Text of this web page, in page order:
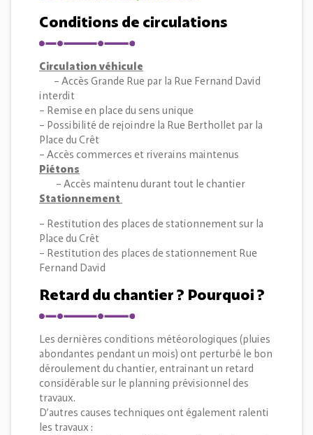
Conditions de circulations
Circulation véhicule
– Accès Grande Rue par la Rue Fernand David
interdit
– Remise en place du sens unique
– Possibilité de rejoindre la Rue Berthollet par la
Place du Crêt
– Accès commerces et riverains maintenus
Piétons
– Accès maintenu durant tout le chantier
Stationnement
– Restitution des places de stationnement sur la
Place du Crêt
– Restitution des places de stationnement Rue
Fernand David
Retard du chantier ? Pourquoi ?
Les dernières conditions météorologiques (pluies
abondantes pendant un mois) ont perturbé le bon
déroulement du chantier, entrainant un retard
considérable sur le planning prévisionnel des
travaux.
D’autres causes techniques ont également ralenti
les travaux :